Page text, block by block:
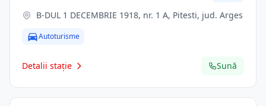
B-DUL 1 DECEMBRIE 1918, nr. 1 A, Pitesti, jud. Arges
Autoturisme
Detalii stație Sună